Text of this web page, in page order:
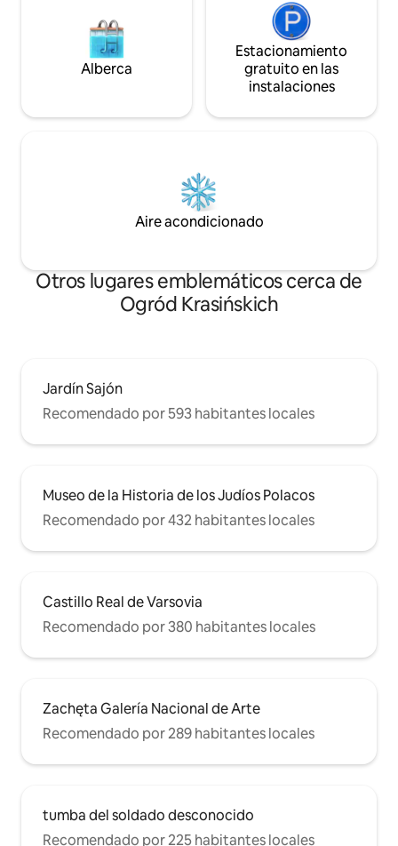
Alberca
Estacionamiento
gratuito en las
instalaciones
Aire acondicionado
Otros lugares emblemáticos cerca de
Ogród Krasińskich
Jardín Sajón
Recomendado por 593 habitantes locales
Museo de la Historia de los Judíos Polacos
Recomendado por 432 habitantes locales
Castillo Real de Varsovia
Recomendado por 380 habitantes locales
Zachęta Galería Nacional de Arte
Recomendado por 289 habitantes locales
tumba del soldado desconocido
Recomendado por 225 habitantes locales